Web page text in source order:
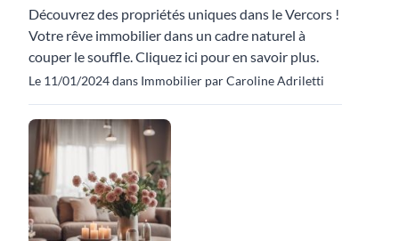
Découvrez des propriétés uniques dans le Vercors !
Votre rêve immobilier dans un cadre naturel à
couper le souffle. Cliquez ici pour en savoir plus.
Le 11/01/2024 dans Immobilier par Caroline Adriletti